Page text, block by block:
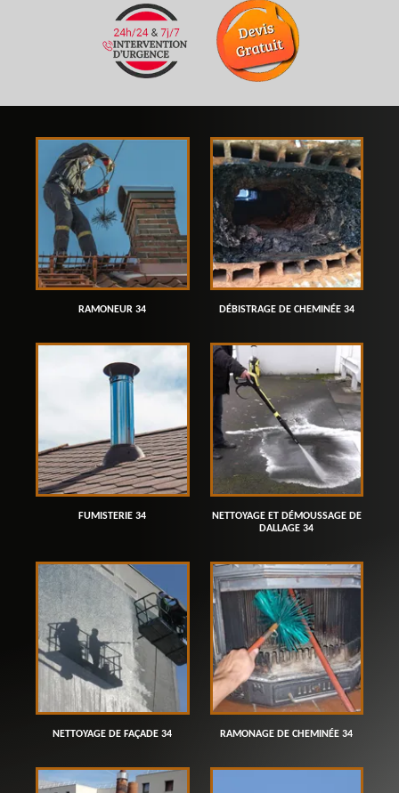
RAMONEUR 34 DÉBISTRAGE DE CHEMINÉE 34
FUMISTERIE 34
NETTOYAGE ET DÉMOUSSAGE DE
DALLAGE 34
NETTOYAGE DE FAÇADE 34 RAMONAGE DE CHEMINÉE 34